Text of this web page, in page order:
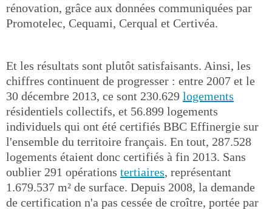
rénovation, grâce aux données communiquées par
Promotelec, Cequami, Cerqual et Certivéa.
Et les résultats sont plutôt satisfaisants. Ainsi, les
chiffres continuent de progresser : entre 2007 et le
30 décembre 2013, ce sont 230.629 logements
résidentiels collectifs, et 56.899 logements
individuels qui ont été certifiés BBC Effinergie sur
l'ensemble du territoire français. En tout, 287.528
logements étaient donc certifiés à fin 2013. Sans
oublier 291 opérations tertiaires, représentant
1.679.537 m² de surface. Depuis 2008, la demande
de certification n'a pas cessée de croître, portée par